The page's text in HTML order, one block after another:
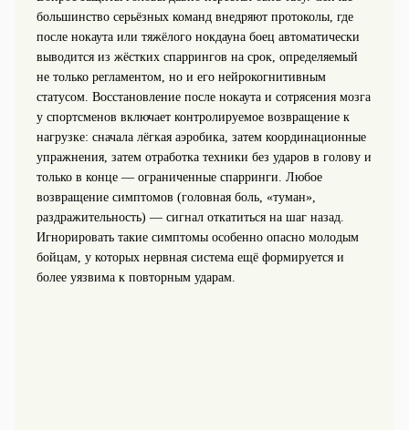
большинство серьёзных команд внедряют протоколы, где
после нокаута или тяжёлого нокдауна боец автоматически
выводится из жёстких спаррингов на срок, определяемый
не только регламентом, но и его нейрокогнитивным
статусом. Восстановление после нокаута и сотрясения мозга
у спортсменов включает контролируемое возвращение к
нагрузке: сначала лёгкая аэробика, затем координационные
упражнения, затем отработка техники без ударов в голову и
только в конце — ограниченные спарринги. Любое
возвращение симптомов (головная боль, «туман»,
раздражительность) — сигнал откатиться на шаг назад.
Игнорировать такие симптомы особенно опасно молодым
бойцам, у которых нервная система ещё формируется и
более уязвима к повторным ударам.